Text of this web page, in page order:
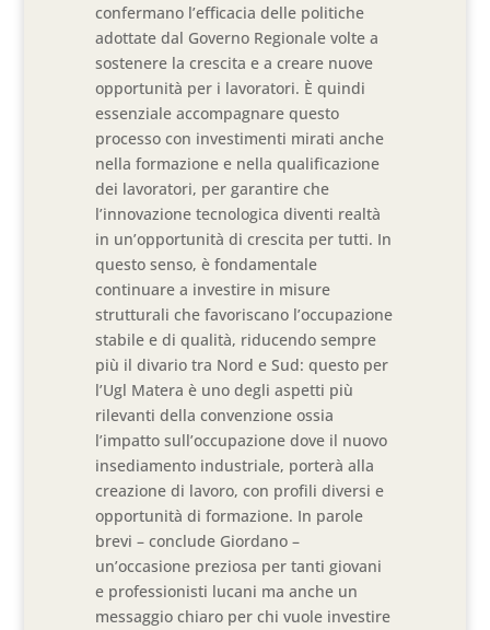
confermano l’efficacia delle politiche
adottate dal Governo Regionale volte a
sostenere la crescita e a creare nuove
opportunità per i lavoratori. È quindi
essenziale accompagnare questo
processo con investimenti mirati anche
nella formazione e nella qualificazione
dei lavoratori, per garantire che
l’innovazione tecnologica diventi realtà
in un’opportunità di crescita per tutti. In
questo senso, è fondamentale
continuare a investire in misure
strutturali che favoriscano l’occupazione
stabile e di qualità, riducendo sempre
più il divario tra Nord e Sud: questo per
l’Ugl Matera è uno degli aspetti più
rilevanti della convenzione ossia
l’impatto sull’occupazione dove il nuovo
insediamento industriale, porterà alla
creazione di lavoro, con profili diversi e
opportunità di formazione. In parole
brevi – conclude Giordano –
un’occasione preziosa per tanti giovani
e professionisti lucani ma anche un
messaggio chiaro per chi vuole investire